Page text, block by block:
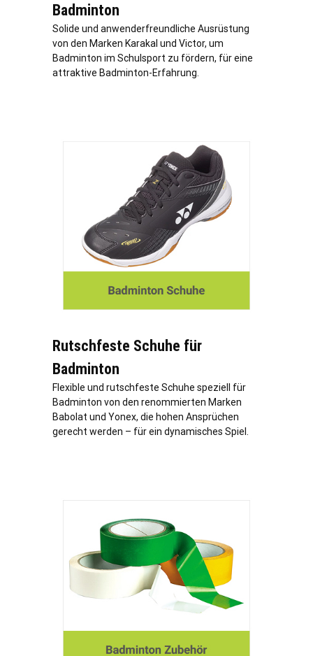
Badminton
Solide und anwenderfreundliche Ausrüstung
von den Marken Karakal und Victor, um
Badminton im Schulsport zu fördern, für eine
attraktive Badminton-Erfahrung.
Rutschfeste Schuhe für
Badminton
Flexible und rutschfeste Schuhe speziell für
Badminton von den renommierten Marken
Babolat und Yonex, die hohen Ansprüchen
gerecht werden – für ein dynamisches Spiel.